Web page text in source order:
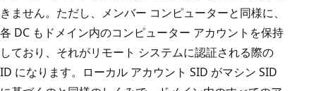
きません。ただし、メンバー コンピューターと同様に、
各 DC もドメイン内のコンピューター アカウントを保持
しており、それがリモート システムに認証される際の
ID になります。ローカル アカウント SID がマシン SID